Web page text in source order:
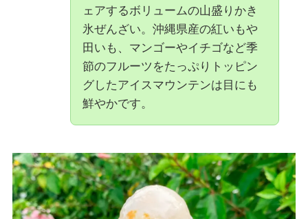
ェアするボリュームの山盛りかき
氷ぜんざい。沖縄県産の紅いもや
田いも、マンゴーやイチゴなど季
節のフルーツをたっぷりトッピン
グしたアイスマウンテンは目にも
鮮やかです。